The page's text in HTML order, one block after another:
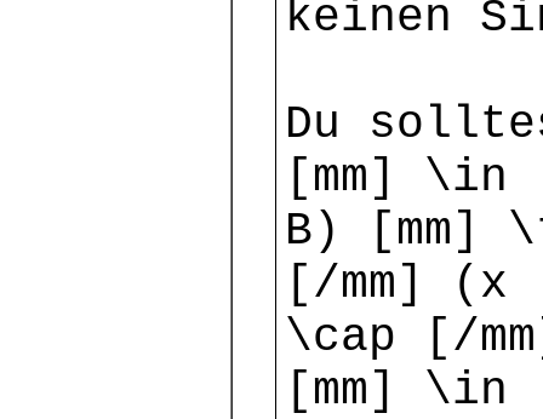
keinen
Du
[mm] \in
B) [mm]
[/mm] (x
\cap [/
[mm] \in